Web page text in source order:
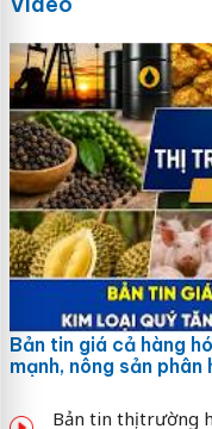
Bản tin giá cả hàng
mạnh, nông sản phân
Bản tin thị trường